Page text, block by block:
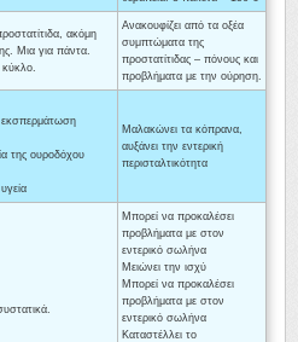
ακόμη
Μια για πάντα.
Ανακουφίζει από τα οξέα
συμπτώματα της
προστατίτιδας – πόνους και
προβλήματα με την ούρηση.
της ουροδόχου
Μαλακώνει τα κόπρανα,
αυξάνει την εντερική
περισταλτικότητα
Μπορεί να προκαλέσει
προβλήματα με στον
εντερικό σωλήνα
Μειώνει την ισχύ
Μπορεί να προκαλέσει
προβλήματα με στον
εντερικό σωλήνα
Καταστέλλει το